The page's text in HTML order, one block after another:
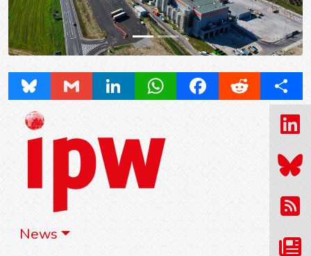
News
Bluesky Gmail LinkedInWhatsAppFacebookReddit Share